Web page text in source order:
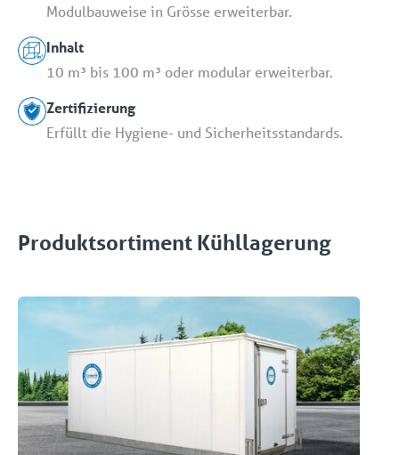
Modulbauweise in Grösse erweiterbar.
Inhalt
10 m³ bis 100 m³ oder modular erweiterbar.
Zertifizierung
Erfüllt die Hygiene- und Sicherheitsstandards.
Produktsortiment Kühllagerung